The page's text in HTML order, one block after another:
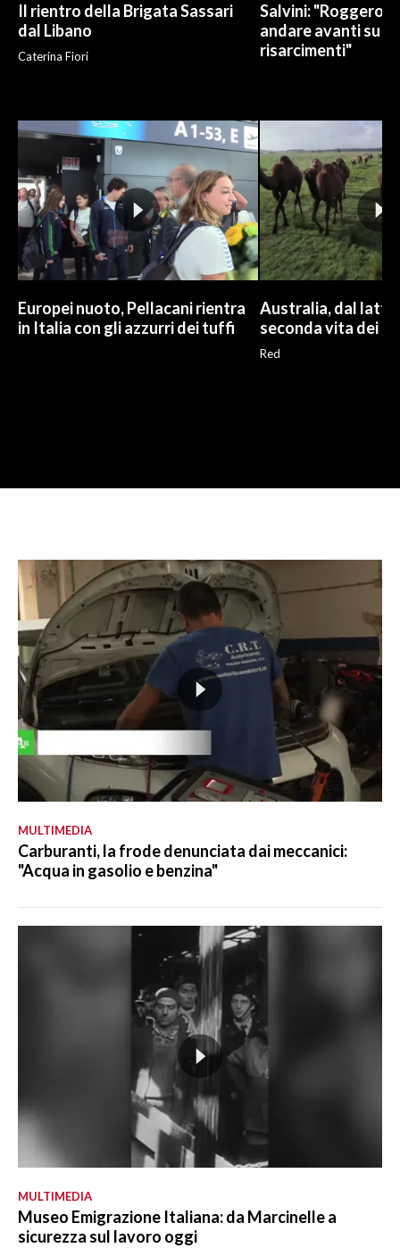
Il rientro della Brigata Sassari
dal Libano
Caterina Fiori
Salvini: "Roggero
andare avanti su
risarcimenti"
Europei nuoto, Pellacani rientra
in Italia con gli azzurri dei tuffi
Australia, dal latte
seconda vita dei
Red
MULTIMEDIA
Carburanti, la frode denunciata dai meccanici:
"Acqua in gasolio e benzina"
MULTIMEDIA
Museo Emigrazione Italiana: da Marcinelle a
sicurezza sul lavoro oggi